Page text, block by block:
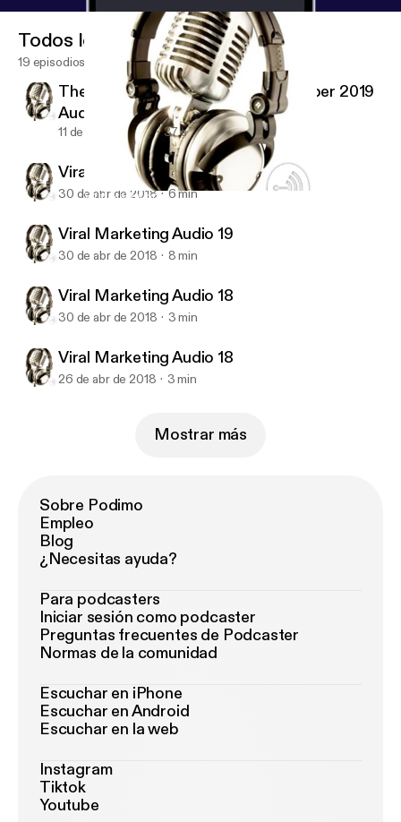
Viral Marketing Audio 20 (last)
Todos los episodios
19 episodios
The Economist Magazine 2 November 2019
Audio #01
11 de nov de 2019 37 s
Viral Marketing Audio 20 (last)
30 de abr de 2018 6 min
Viral Marketing Audio 19
30 de abr de 2018 8 min
Viral Marketing Audio 18
30 de abr de 2018 3 min
Viral Marketing Audio 18
26 de abr de 2018 3 min
Mostrar más
Sobre Podimo
Empleo
Blog
¿Necesitas ayuda?
Para podcasters
Iniciar sesión como podcaster
Preguntas frecuentes de Podcaster
Normas de la comunidad
Escuchar en iPhone
Escuchar en Android
Escuchar en la web
Instagram
Tiktok
Youtube